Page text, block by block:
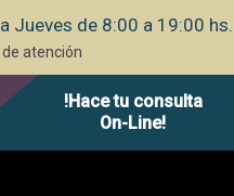
Jueves de 8:00 a 19:00 hs.
de atención
!Hace tu consulta
On-Line!